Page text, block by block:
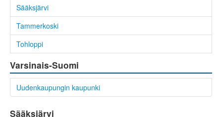
Sääksjärvi
Tammerkoski
Tohloppi
Varsinais-Suomi
Uudenkaupungin kaupunki
Sääksjärvi